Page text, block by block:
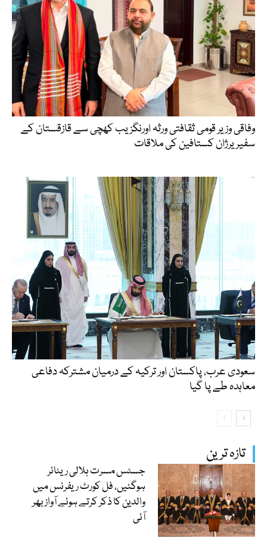
تازہ ترین
جسٹس مسرت ہلالی ریٹائر
ہوگئیں، فل کورٹ ریفرنس میں
والدین کا ذکر کرتے ہوئے آواز بھر
آئی
وفاقی وزیر قومی ثقافتی ورثہ اورنگزیب کھچی سے قازقستان کے
سفیر یرژان کستافین کی ملاقات
سعودی عرب، پاکستان اور ترکیہ کے درمیان مشترکہ دفاعی
معاہدہ طے پا گیا